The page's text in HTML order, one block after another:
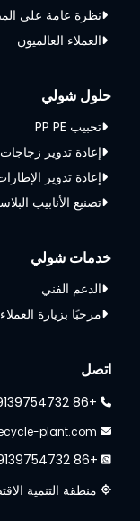
نظرة عامة على
العملاء العالميون
حلول شولي
تحبيب PP PE
إعادة تدوير زجاجات PET
إعادة تدوير
تصنيع الأنابيب
خدمات شولي
الدعم الفني
مرحبًا بزيارة العملاء
اتصل
+86 19139754732
plant.com
+86 19139754732
منطقة التنمية